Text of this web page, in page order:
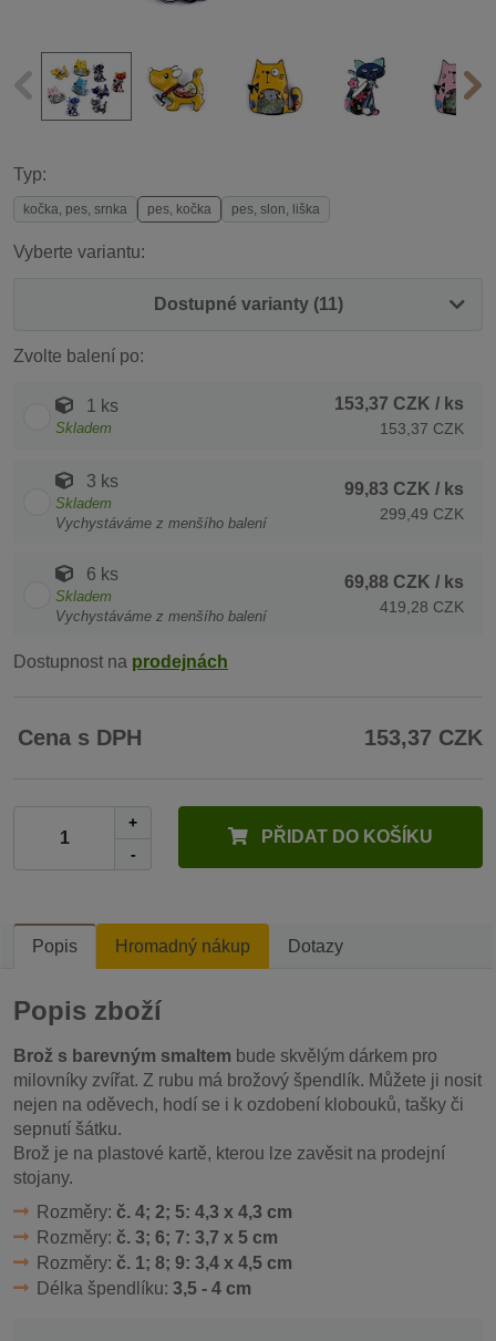
Typ:
kočka, pes, srnka pes, kočka pes, slon, liška
Vyberte variantu:
Dostupné varianty (11)
Zvolte balení po:
1 ks
Skladem
153,37 CZK / ks
153,37 CZK
3 ks
Skladem
Vychystáváme z menšího balení
99,83 CZK / ks
299,49 CZK
6 ks
Skladem
Vychystáváme z menšího balení
69,88 CZK / ks
419,28 CZK
Dostupnost na prodejnách
Cena s DPH 153,37 CZK
+
-
PŘIDAT DO KOŠÍKU
Popis Hromadný nákup Dotazy
Popis zboží
Brož s barevným smaltem bude skvělým dárkem pro
milovníky zvířat. Z rubu má brožový špendlík. Můžete ji nosit
nejen na oděvech, hodí se i k ozdobení klobouků, tašky či
sepnutí šátku.
Brož je na plastové kartě, kterou lze zavěsit na prodejní
stojany.
Rozměry: č. 4; 2; 5: 4,3 x 4,3 cm
Rozměry: č. 3; 6; 7: 3,7 x 5 cm
Rozměry: č. 1; 8; 9: 3,4 x 4,5 cm
Délka špendlíku: 3,5 - 4 cm